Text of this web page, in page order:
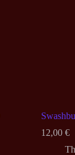
12,00 €